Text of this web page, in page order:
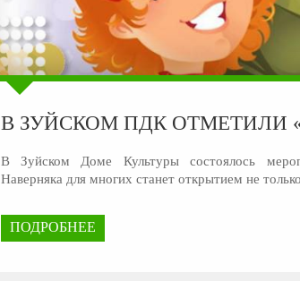
В ЗУЙСКОМ ПДК ОТМЕТИЛИ
В Зуйском Доме Культуры состоялось
Наверняка для многих станет открытием не
ПОДРОБНЕЕ